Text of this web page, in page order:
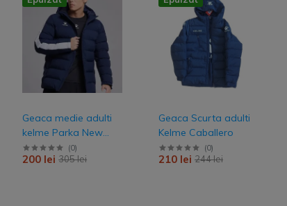
Geaca medie adulti
kelme Parka New
Street
(0)
305 lei
200 lei
Geaca Scurta adulti
Kelme Caballero
(0)
244 lei
210 lei